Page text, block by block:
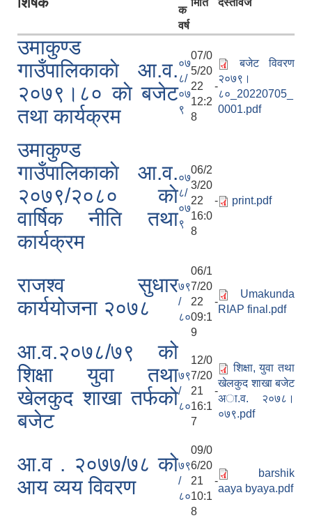
क
वर्ष
उमाकुण्ड
गाउँपालिकाकाे आ.व.
२०७९।८० काे बजेट
तथा कार्यक्रम
०७
८/
०७
९
07/0
5/20
22 -
12:2
8
बजेट विवरण
२०७९।
८०_20220705_
0001.pdf
उमाकुण्ड
गाउँपालिकाकाे आ.व.
२०७९/२०८० काे
वार्षिक नीति तथा
कार्यक्रम
०७
८/
०७
९
06/2
3/20
22 -
16:0
8
print.pdf
राजश्व सुधार
कार्ययोजना २०७८
७९
/
८०
06/1
7/20
22 -
09:1
9
Umakunda
RIAP final.pdf
आ.व.२०७८/७९ को
शिक्षा युवा तथा
खेलकुद शाखा तर्फको
बजेट
७९
/
८०
12/0
7/20
21 -
16:1
7
शिक्षा, युवा तथा
खेलकुद शाखा बजेट
अा.व. २०७८।
०७९.pdf
आ.व . २०७७/७८ को
आय व्यय विवरण
७९
/
८०
09/0
6/20
21 -
10:1
8
barshik
aaya byaya.pdf